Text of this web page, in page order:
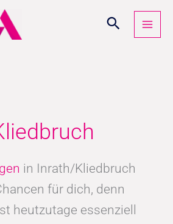
in Inrath/Kliedbruch
für dich, denn
heutzutage essenziell